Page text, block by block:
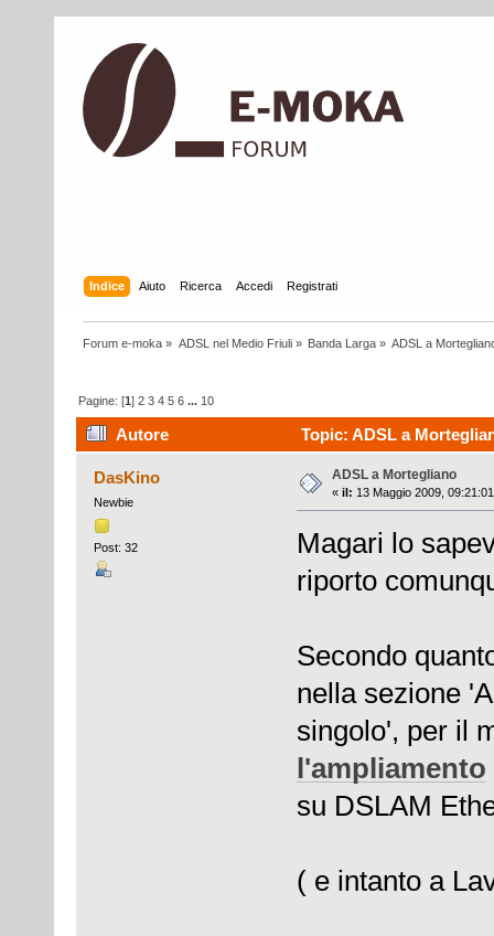
Indice Aiuto Ricerca Accedi Registrati
Forum e-moka » ADSL nel Medio Friuli» Banda Larga» ADSL a
Pagine: [1]2 3 4 5 6 ... 10
Autore Topic: ADSL a
DasKino
Newbie
Post: 32
ADSL a Mortegliano
« il: 13 Maggio 2009,
Magari lo
riporto
Secondo
nella sezione
singolo', per il
l'ampliamento
su DSLAM
( e intanto a